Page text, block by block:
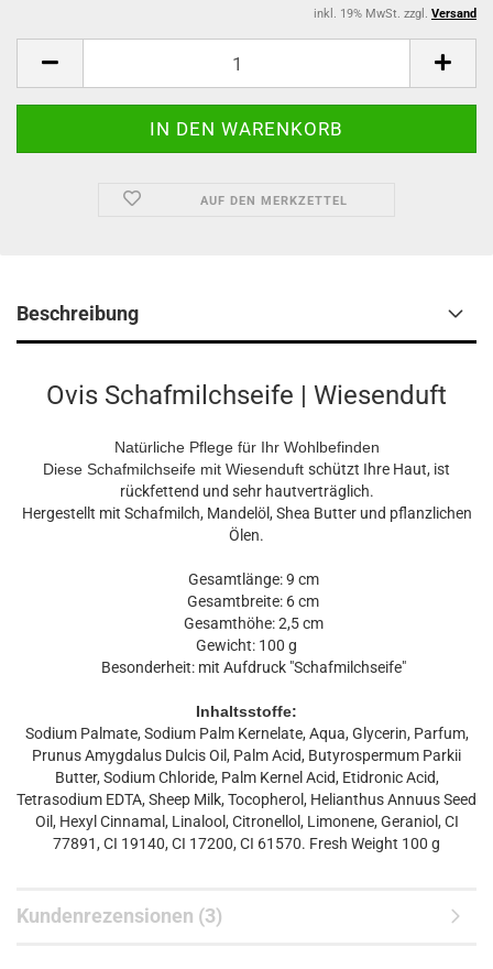
inkl. 19% MwSt. zzgl. Versand
AUF DEN MERKZETTEL
Beschreibung
Ovis Schafmilchseife | Wiesenduft
Natürliche Pflege für Ihr Wohlbefinden
Diese Schafmilchseife mit Wiesenduft schützt Ihre Haut, ist
rückfettend und sehr hautverträglich.
Hergestellt mit Schafmilch, Mandelöl, Shea Butter und pflanzlichen
Ölen.
Gesamtlänge: 9 cm
Gesamtbreite: 6 cm
Gesamthöhe: 2,5 cm
Gewicht: 100 g
Besonderheit: mit Aufdruck "Schafmilchseife"
Inhaltsstoffe:
Sodium Palmate, Sodium Palm Kernelate, Aqua, Glycerin, Parfum,
Prunus Amygdalus Dulcis Oil, Palm Acid, Butyrospermum Parkii
Butter, Sodium Chloride, Palm Kernel Acid, Etidronic Acid,
Tetrasodium EDTA, Sheep Milk, Tocopherol, Helianthus Annuus Seed
Oil, Hexyl Cinnamal, Linalool, Citronellol, Limonene, Geraniol, CI
77891, CI 19140, CI 17200, CI 61570. Fresh Weight 100 g
Kundenrezensionen (3)